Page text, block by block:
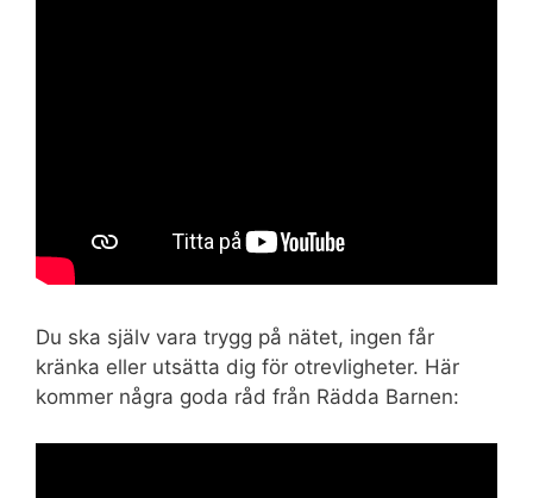
Du ska själv vara trygg på nätet, ingen får
kränka eller utsätta dig för otrevligheter. Här
kommer några goda råd från Rädda Barnen: